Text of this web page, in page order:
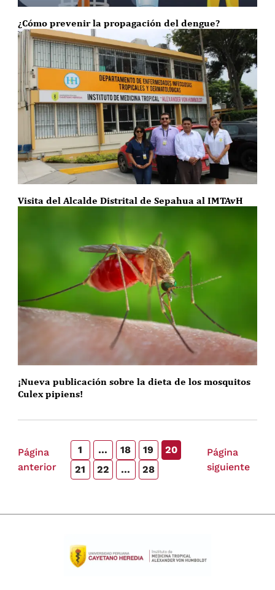
¿Cómo prevenir la propagación del dengue?
Visita del Alcalde Distrital de Sepahua al IMTAvH
¡Nueva publicación sobre la dieta de los mosquitos
Culex pipiens!
Página
anterior
1 … 18 19
20
21
22 … 28
Página
siguiente